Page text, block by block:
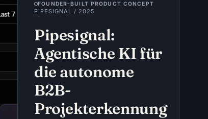
FOUNDER-BUILT PRODUCT CONCEPT
PIPESIGNAL / 2025
Pipesignal:
Agentische KI für
die autonome
B2B-
Projekterkennung